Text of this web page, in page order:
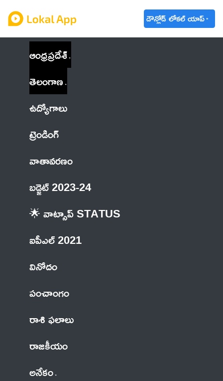
డౌన్లోడ్ లోకల్ యాప్
ఆంధ్రప్రదేశ్
తెలంగాణ
ఉద్యోగాలు
ట్రెండింగ్
వాతావరణం
బడ్జెట్ 2023-24
🌟 వాట్సాప్ STATUS
ఐపీఎల్ 2021
వినోదం
పంచాంగం
రాశి ఫలాలు
రాజకీయం
అనేకం